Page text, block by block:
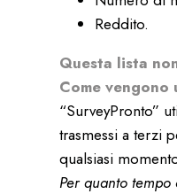
Reddito.
Questa lista
Come
“SurveyPronto”
trasmessi a terzi
qualsiasi
Per quanto